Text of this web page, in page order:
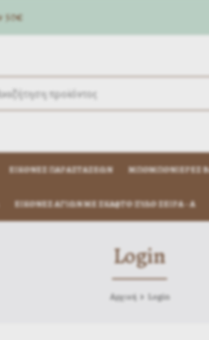
50€
ΕΙΚΌΝΕΣ ΠΑΡΑΣΤΆΣΕΩΝ ΜΠΟΜΠΟΝΙΈΡΕΣ
ΕΙΚΟΝΕΣ ΑΓΙΩΝ ΜΕ ΣΚΑΦΤΟ ΞΥΛΟ ΣΕΙΡΑ - Α
Login
Αρχική Login